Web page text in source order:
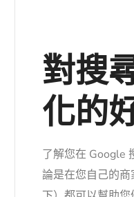
對搜
化的
了解您在 Google
論是在您自己的